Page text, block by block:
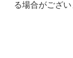
る場合がござい